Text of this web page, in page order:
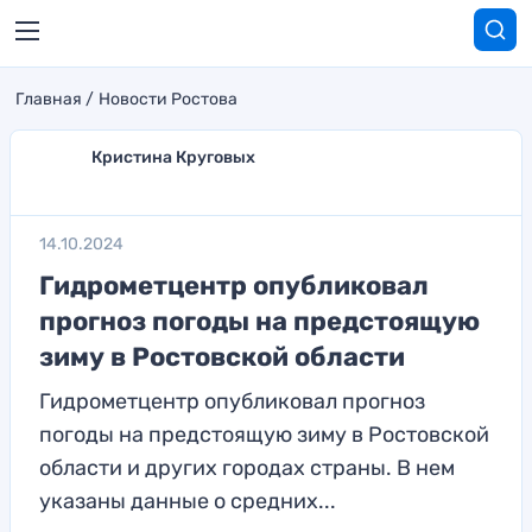
Главная Новости Ростова
Кристина Круговых
14.10.2024
Гидрометцентр опубликовал
прогноз погоды на предстоящую
зиму в Ростовской области
Гидрометцентр опубликовал прогноз
погоды на предстоящую зиму в Ростовской
области и других городах страны. В нем
указаны данные о средних...